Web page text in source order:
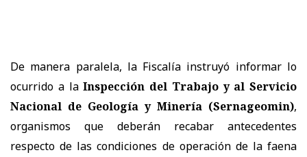
De manera paralela, la Fiscalía instruyó informar lo
ocurrido a laInspección del Trabajo y al Servicio
Nacional de Geología y Minería (Sernageomin),
organismos que deberán recabar antecedentes
respecto de las condiciones de operación de la faena